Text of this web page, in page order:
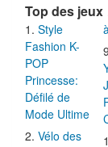
Top des jeux
Style
Fashion K-
POP
Princesse:
Défilé de
Mode Ultime
Vélo des